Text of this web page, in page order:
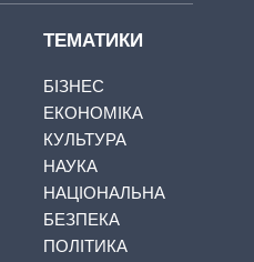
ТЕМАТИКИ
БІЗНЕС
ЕКОНОМІКА
КУЛЬТУРА
НАУКА
НАЦІОНАЛЬНА
БЕЗПЕКА
ПОЛІТИКА